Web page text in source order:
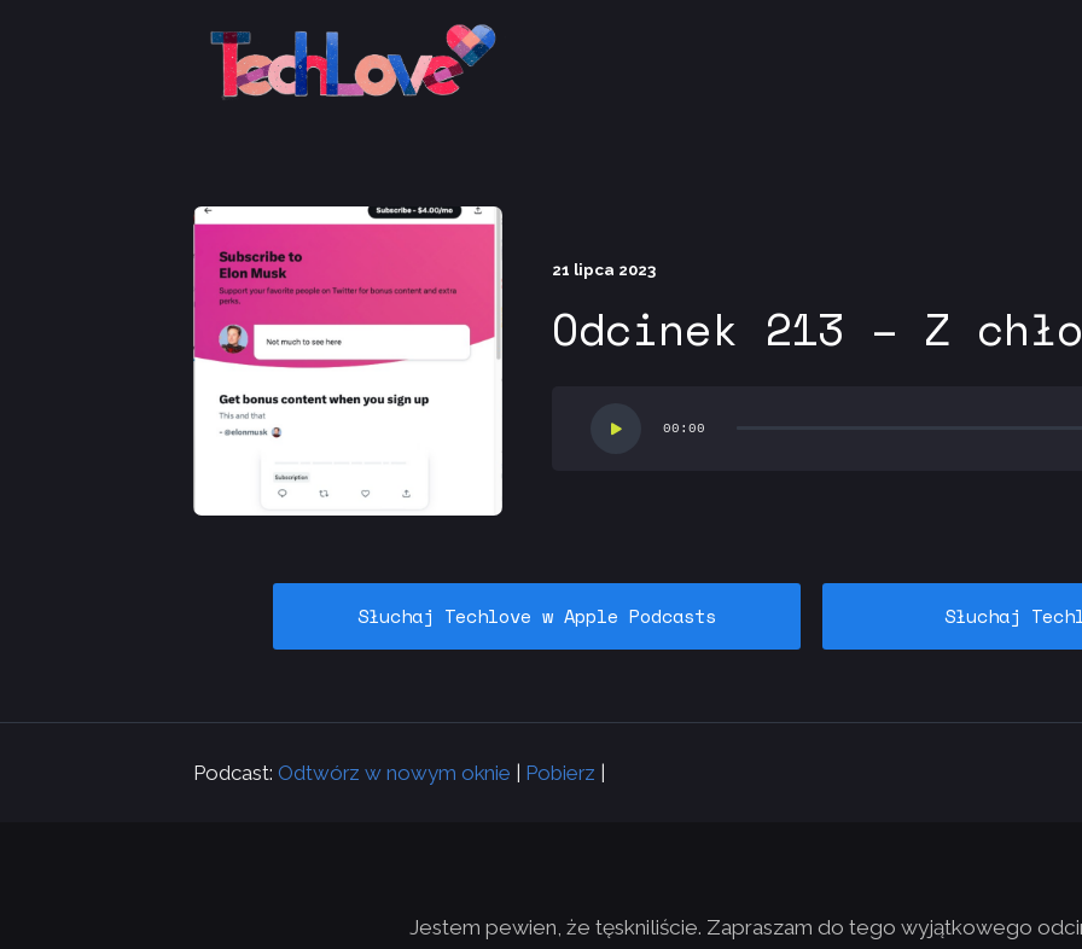
21 lipca 2023
Odcinek 213 – Z
plików
00:00
Słuchaj Techlove w Apple Podcasts Słuchaj
Podcast: Odtwórz w nowym oknie Pobierz
Jestem pewien, że tęskniliście. Zapraszam do tego wyjątkowego